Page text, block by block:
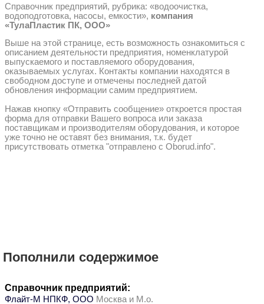
Справочник предприятий, рубрика: «водоочистка,
водоподготовка, насосы, емкости», компания
«ТулаПластик ПК, ООО»
Выше на этой странице, есть возможность ознакомиться с
описанием деятельности предприятия, номенклатурой
выпускаемого и поставляемого оборудования,
оказываемых услугах. Контакты компании находятся в
свободном доступе и отмечены последней датой
обновления информации самим предприятием.
Нажав кнопку «Отправить сообщение» откроется простая
форма для отправки Вашего вопроса или заказа
поставщикам и производителям оборудования, и которое
уже точно не оставят без внимания, т.к. будет
присутствовать отметка "отправлено с Oborud.info".
Пополнили содержимое
Справочник предприятий:
Флайт-М НПКФ, ООО Москва и М.о.